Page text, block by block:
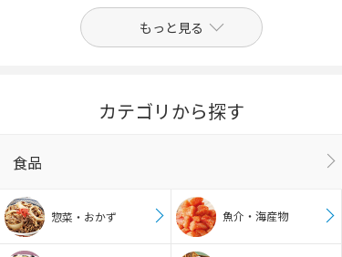
もっと見る
カテゴリから探す
食品
惣菜・おかず 魚介・海産物